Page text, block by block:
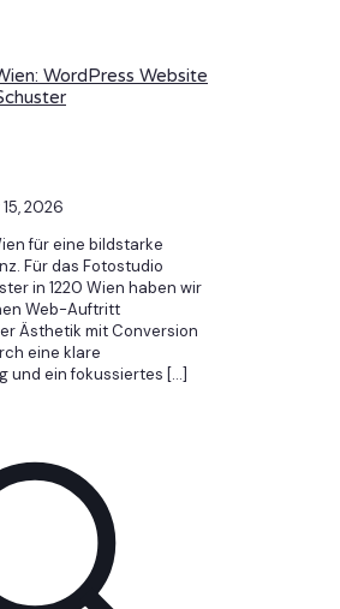
WordPress Website
2026
für eine bildstarke
Für das Fotostudio
in 1220 Wien haben wir
Web-Auftritt
Ästhetik mit Conversion
eine klare
und ein fokussiertes […]